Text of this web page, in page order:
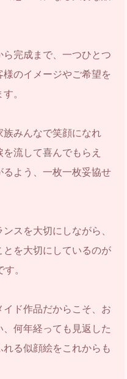
完成まで、一つひとつ
のイメージやご希望を
。
族みんなで笑顔になれ
流して喜んでもらえ
よう、一枚一枚妥協せ
スを大切にしながら、
を大切にしているのが
。
ド作品だからこそ、お
何年経っても見返した
る似顔絵をこれからも